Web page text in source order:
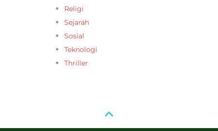
Religi
Sejarah
Sosial
Teknologi
Thriller